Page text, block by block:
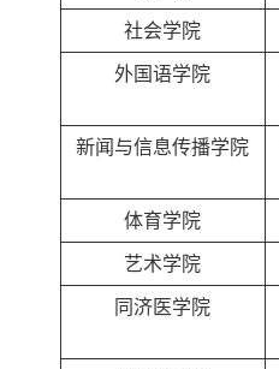
社会学院
外国语学院
新闻与信息传播学院
体育学院
艺术学院
同济医学院